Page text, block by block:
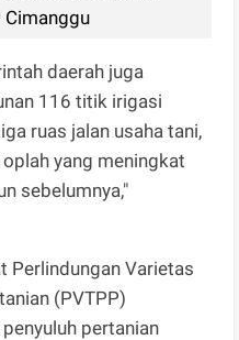
Cimanggu
daerah juga
116 titik irigasi
ruas jalan usaha tani,
yang meningkat
sebelumnya,"
Perlindungan Varietas
(PVTPP)
pertanian